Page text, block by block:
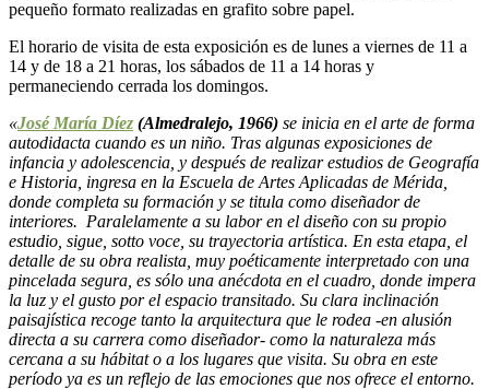
pequeño formato realizadas en grafito sobre papel.
El horario de visita de esta exposición es de lunes a viernes de 11 a
14 y de 18 a 21 horas, los sábados de 11 a 14 horas y
permaneciendo cerrada los domingos.
«José María Díez (Almedralejo, 1966) se inicia en el arte de forma
autodidacta cuando es un niño. Tras algunas exposiciones de
infancia y adolescencia, y después de realizar estudios de Geografía
e Historia, ingresa en la Escuela de Artes Aplicadas de Mérida,
donde completa su formación y se titula como diseñador de
interiores. Paralelamente a su labor en el diseño con su propio
estudio, sigue, sotto voce, su trayectoria artística. En esta etapa, el
detalle de su obra realista, muy poéticamente interpretado con una
pincelada segura, es sólo una anécdota en el cuadro, donde impera
la luz y el gusto por el espacio transitado. Su clara inclinación
paisajística recoge tanto la arquitectura que le rodea -en alusión
directa a su carrera como diseñador- como la naturaleza más
cercana a su hábitat o a los lugares que visita. Su obra en este
período ya es un reflejo de las emociones que nos ofrece el entorno.